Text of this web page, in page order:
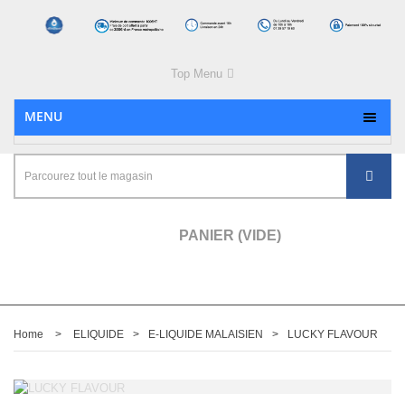
Top Menu
MENU
PANIER (VIDE)
Home > ELIQUIDE > E-LIQUIDE MALAISIEN > LUCKY FLAVOUR